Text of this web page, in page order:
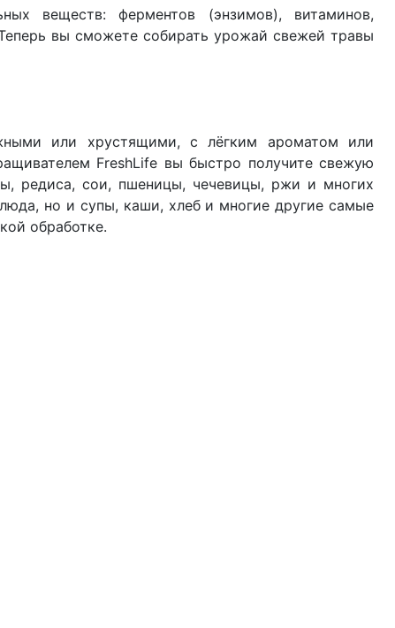
веществ: ферментов (энзимов), витаминов,
вы сможете собирать урожай свежей травы
или хрустящими, с лёгким ароматом или
FreshLife вы быстро получите свежую
редиса, сои, пшеницы, чечевицы, ржи и многих
но и супы, каши, хлеб и многие другие самые
обработке.